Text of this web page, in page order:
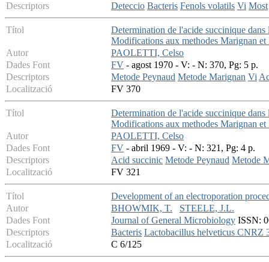
Descriptors
Deteccio Bacteris Fenols volatils Vi Most
Títol
Determination de l'acide succinique dans
Modifications aux methodes Marignan et
Autor
PAOLETTI, Celso
Dades Font
FV - agost 1970 - V: - N: 370, Pg: 5 p.
Descriptors
Metode Peynaud Metode Marignan Vi
Localització
FV 370
Títol
Determination de l'acide succinique dans
Modifications aux methodes Marignan et
Autor
PAOLETTI, Celso
Dades Font
FV - abril 1969 - V: - N: 321, Pg: 4 p.
Descriptors
Acid succinic Metode Peynaud Metode
Localització
FV 321
Títol
Development of an electroporation
Autor
BHOWMIK, T.
STEELE, J.L.
Dades Font
Journal of General Microbiology ISSN:
Descriptors
Bacteris Lactobacillus helveticus CNRZ
Localització
C 6/125